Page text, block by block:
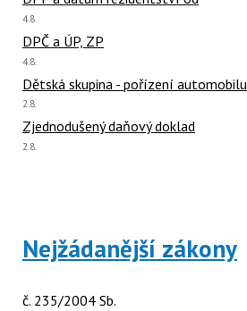
Poslední
4.8.
DPČ a ÚP, ZP
Poslední
4.8.
Dětská skupina - pořízení automobilu
Poslední
2.8.
Zjednodušený daňový doklad
Poslední
2.8.
Nejžádanější zákony
č. 235/2004 Sb.